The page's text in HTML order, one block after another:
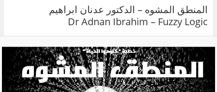
المنطق المشوه – الدكتور عدنان ابراهيم
Dr Adnan Ibrahim – Fuzzy Logic